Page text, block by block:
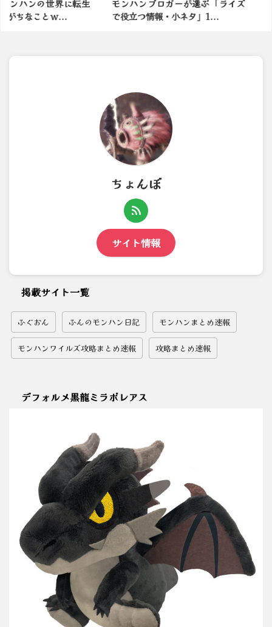
界に転生
ｗ...
モンハンブロガーが選ぶ「ライズ
で役立つ情報・小ネタ」1...
モンスタ
ちょんぼ
サイト情報
掲載サイト一覧
ふぐおん ふんのモンハン日記 モンハンまとめ速報
モンハンワイルズ攻略まとめ速報 攻略まとめ速報
デフォルメ黒龍ミラボレアス